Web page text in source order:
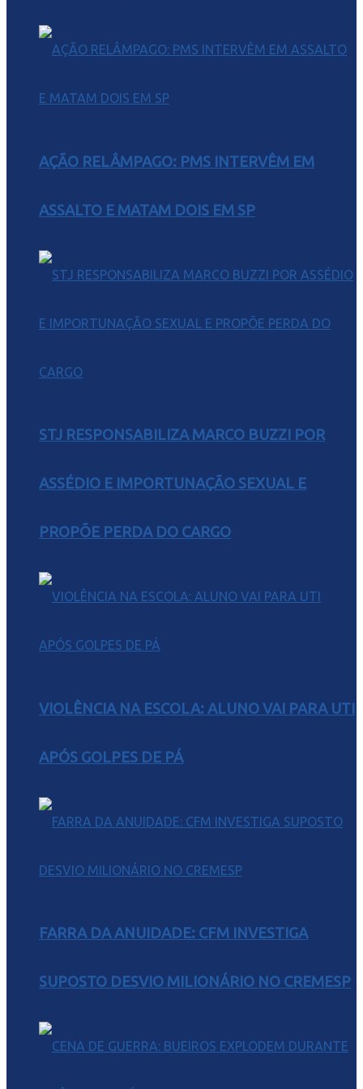
AÇÃO RELÂMPAGO: PMS INTERVÊM EM
ASSALTO E MATAM DOIS EM SP
STJ RESPONSABILIZA MARCO BUZZI POR
ASSÉDIO E IMPORTUNAÇÃO SEXUAL E
PROPÕE PERDA DO CARGO
VIOLÊNCIA NA ESCOLA: ALUNO VAI PARA UTI
APÓS GOLPES DE PÁ
FARRA DA ANUIDADE: CFM INVESTIGA
SUPOSTO DESVIO MILIONÁRIO NO CREMESP